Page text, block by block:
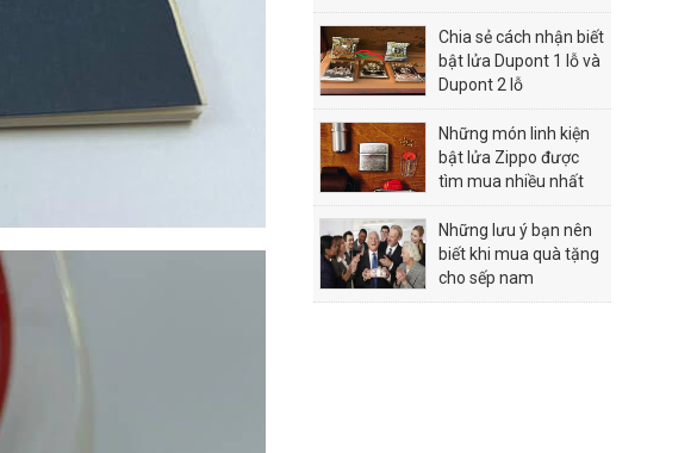
Chia sẻ cách nhận biết
bật lửa Dupont 1 lỗ và
Dupont 2 lỗ
Những món linh kiện
bật lửa Zippo được
tìm mua nhiều nhất
hiện nay
Những lưu ý bạn nên
biết khi mua quà tặng
cho sếp nam